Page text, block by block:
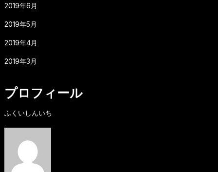
2019年6月
2019年5月
2019年4月
2019年3月
プロフィール
ふくいしんいち